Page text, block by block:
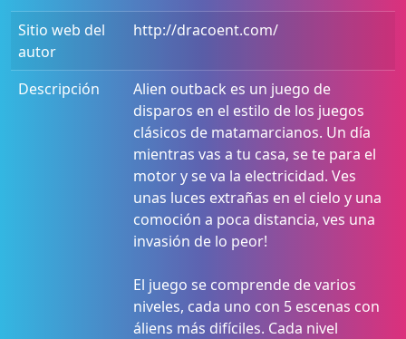
Sitio web del
autor
http://dracoent.com/
Descripción
Alien outback es un juego de
disparos en el estilo de los juegos
clásicos de matamarcianos. Un día
mientras vas a tu casa, se te para el
motor y se va la electricidad. Ves
unas luces extrañas en el cielo y una
comoción a poca distancia, ves una
invasión de lo peor!
El juego se comprende de varios
niveles, cada uno con 5 escenas con
áliens más difíciles. Cada nivel